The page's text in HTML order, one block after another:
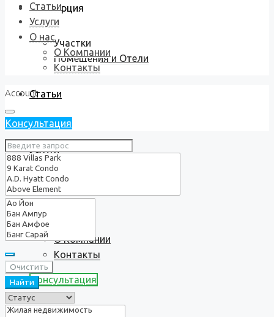
Коммерция
Участки
Помещения и Отели
Статьи
Услуги
О нас
О Компании
Контакты
Консультация
Статьи
Услуги
О нас
О Компании
Контакты
Account
Консультация
Очистить
Найти